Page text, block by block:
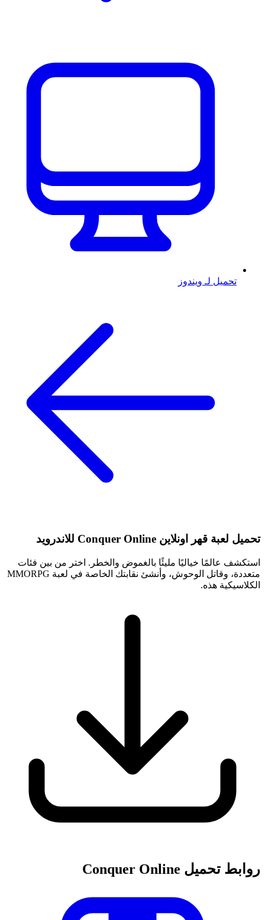
تحميل لـ ويندوز
تحميل لعبة قهر اونلاين Conquer Online للاندرويد
استكشف عالمًا خياليًا مليئًا بالغموض والخطر. اختر من بين فئات
متعددة، وقاتل الوحوش، وأنشئ نقابتك الخاصة في لعبة MMORPG
الكلاسيكية هذه.
روابط تحميل Conquer Online